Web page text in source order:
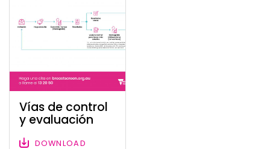
Vías de control
y evaluación
DOWNLOAD